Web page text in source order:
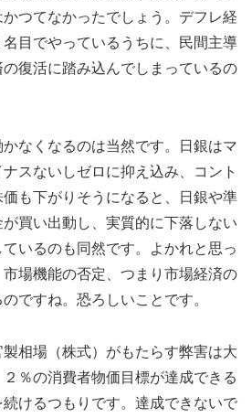
つてなかったでしょう。デフレ経
目でやっているうちに、民間主導
復活に踏み込んでしまっているの
なくなるのは当然です。日銀はマ
スないしゼロに抑え込み、コント
も下がりそうになると、日銀や準
買い出動し、実質的に下落しない
いるのも同然です。よかれと思っ
場機能の否定、つまり市場経済の
ですね。恐ろしいことです。
相場（株式）がもたらす弊害は大
％の消費者物価目標が達成できる
けるつもりです。達成できないで